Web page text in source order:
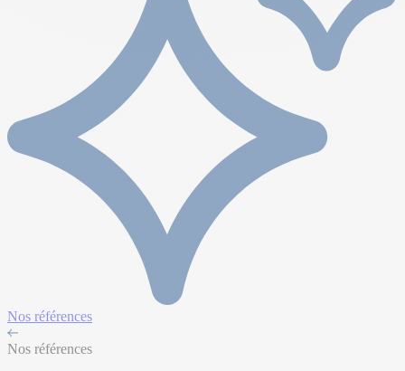
Nos références
Nos références